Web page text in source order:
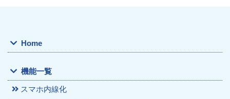
Home
機能一覧
スマホ内線化